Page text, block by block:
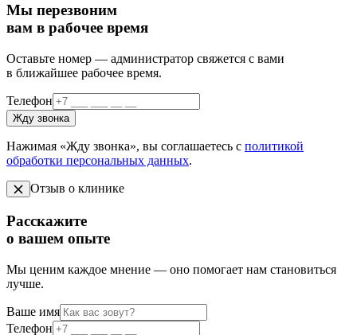
Мы перезвоним
вам в рабочее время
Оставьте номер — администратор свяжется с вами
в ближайшее рабочее время.
Телефон
Жду звонка
Нажимая «Жду звонка», вы соглашаетесь с политикой
обработки персональных данных.
Отзыв о клинике
Расскажите
о вашем опыте
Мы ценим каждое мнение — оно помогает нам становиться
лучше.
Ваше имя
Телефон